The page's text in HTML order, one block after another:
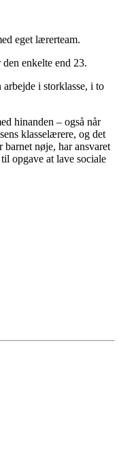
eget lærerteam.
enkelte end 23.
i storklasse, i to
hinanden – også når
klasselærere, og det
nøje, har ansvaret
opgave at lave sociale